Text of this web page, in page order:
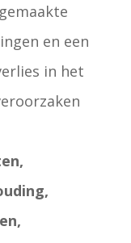
en een
in het